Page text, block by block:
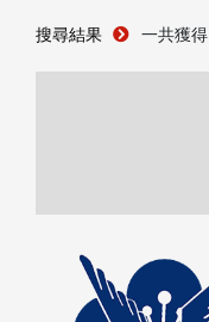
校史館簡介
管理者登入
搜尋結果 一共獲得